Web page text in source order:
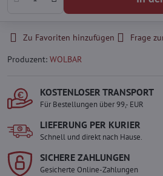
Zu Favoriten hinzufügen Frage
Produzent: WOLBAR
KOSTENLOSER TRANSPORT
Für Bestellungen über 99,- EUR
LIEFERUNG PER KURIER
Schnell und direkt nach Hause.
SICHERE ZAHLUNGEN
Gesicherte Online-Zahlungen